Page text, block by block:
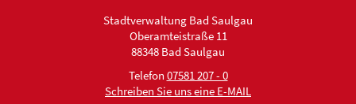
Stadtverwaltung Bad Saulgau
Oberamteistraße 11
88348 Bad Saulgau
Telefon 07581 207 - 0
Schreiben Sie uns eine E-MAIL